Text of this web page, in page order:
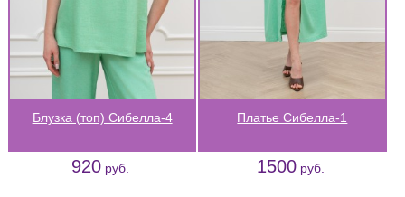
Блузка (топ) Сибелла-4
920 руб.
Платье Сибелла-1
1500руб.